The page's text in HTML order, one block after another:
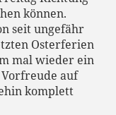
können.
seit ungefähr
Osterferien
mal wieder ein
auf
komplett